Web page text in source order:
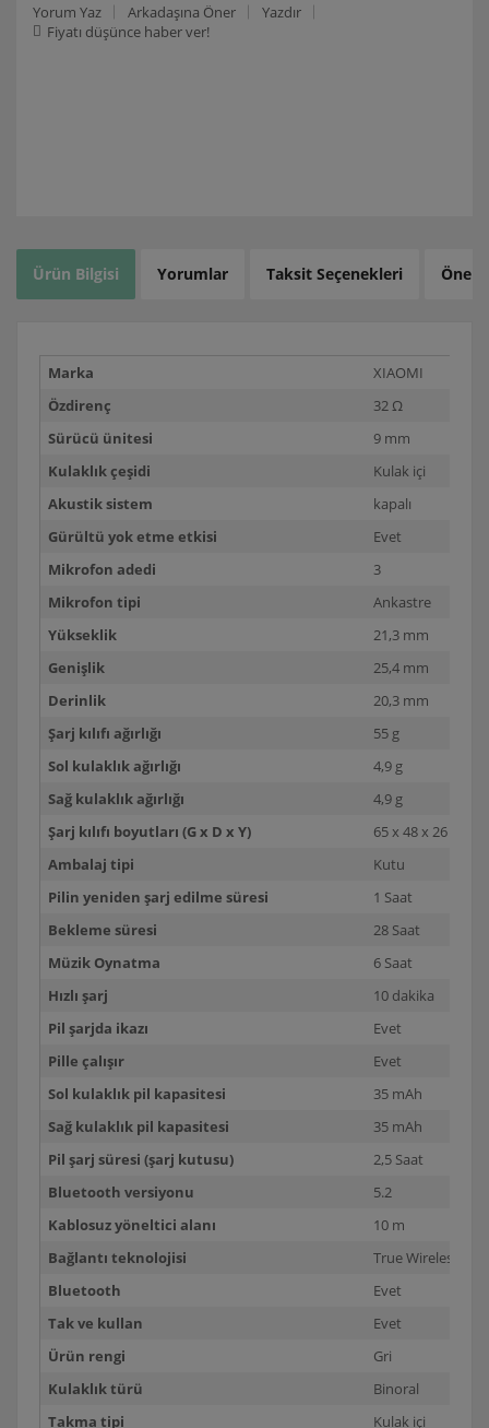
Yorum Yaz Arkadaşına Öner
Yazdır
Fiyatı düşünce haber ver!
Ürün Bilgisi Yorumlar Taksit Seçenekleri
Marka
XIAOMI
Özdirenç
32 Ω
Sürücü ünitesi
9 mm
Kulaklık çeşidi
Kulak içi
Akustik sistem
kapalı
Gürültü yok etme etkisi
Evet
Mikrofon adedi
3
Mikrofon tipi
Ankastre
Yükseklik
21,3 mm
Genişlik
25,4 mm
Derinlik
20,3 mm
Şarj kılıfı ağırlığı
55 g
Sol kulaklık ağırlığı
4,9 g
Sağ kulaklık ağırlığı
4,9 g
Şarj kılıfı boyutları (G x D x Y)
65 x 48 x 26 mm
Ambalaj tipi
Kutu
Pilin yeniden şarj edilme süresi
1 Saat
Bekleme süresi
28 Saat
Müzik Oynatma
6 Saat
Hızlı şarj
10 dakika
Pil şarjda ikazı
Evet
Pille çalışır
Evet
Sol kulaklık pil kapasitesi
35 mAh
Sağ kulaklık pil kapasitesi
35 mAh
Pil şarj süresi (şarj kutusu)
2,5 Saat
Bluetooth versiyonu
5.2
Kablosuz yöneltici alanı
10 m
Bağlantı teknolojisi
True Wireless
Bluetooth
Evet
Tak ve kullan
Evet
Ürün rengi
Gri
Kulaklık türü
Binoral
Takma tipi
Kulak içi